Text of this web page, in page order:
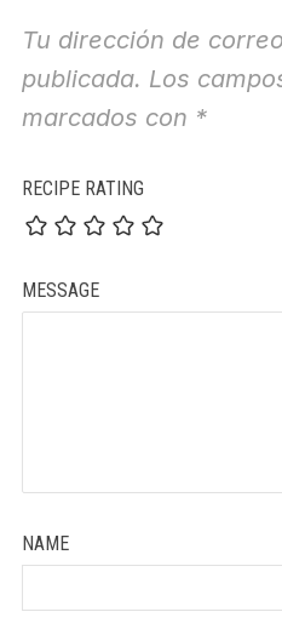
Tu dirección de
publicada. Los
marcados con *
RECIPE RATING
MESSAGE
NAME